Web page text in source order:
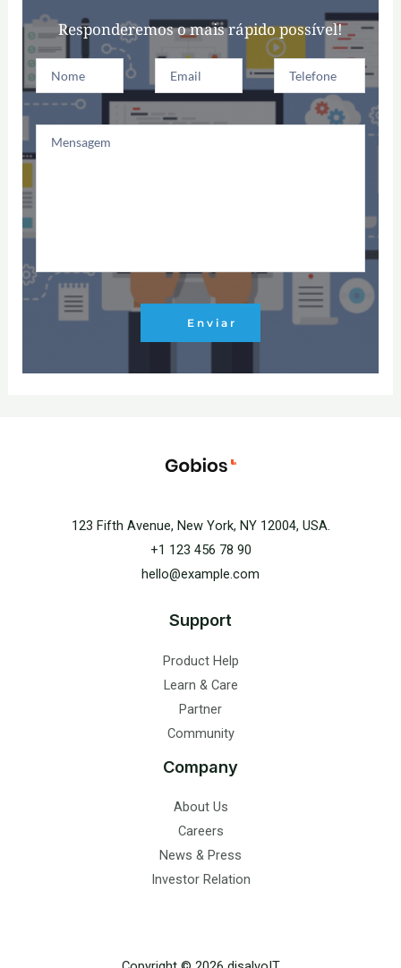
Responderemos o mais rápido possível!
Enviar
123 Fifth Avenue, New York, NY 12004, USA.
+1 123 456 78 90
hello@example.com
Support
Product Help
Learn & Care
Partner
Community
Company
About Us
Careers
News & Press
Investor Relation